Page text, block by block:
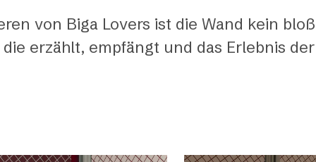
von Biga Lovers ist die Wand kein
die erzählt, empfängt und das Erlebnis